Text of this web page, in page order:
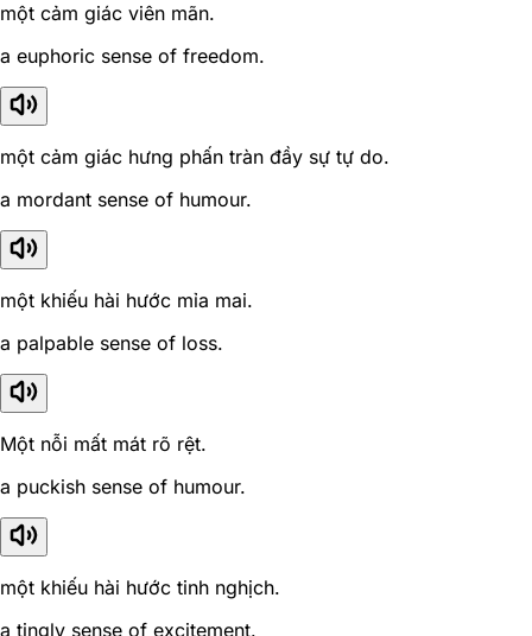
một cảm giác viên mãn.
a euphoric sense of freedom.
một cảm giác hưng phấn tràn đầy sự tự do.
a mordant sense of humour.
một khiếu hài hước mỉa mai.
a palpable sense of loss.
Một nỗi mất mát rõ rệt.
a puckish sense of humour.
một khiếu hài hước tinh nghịch.
a tingly sense of excitement.